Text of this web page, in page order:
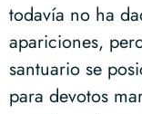
todavía no ha
apariciones,
santuario se
para devotos